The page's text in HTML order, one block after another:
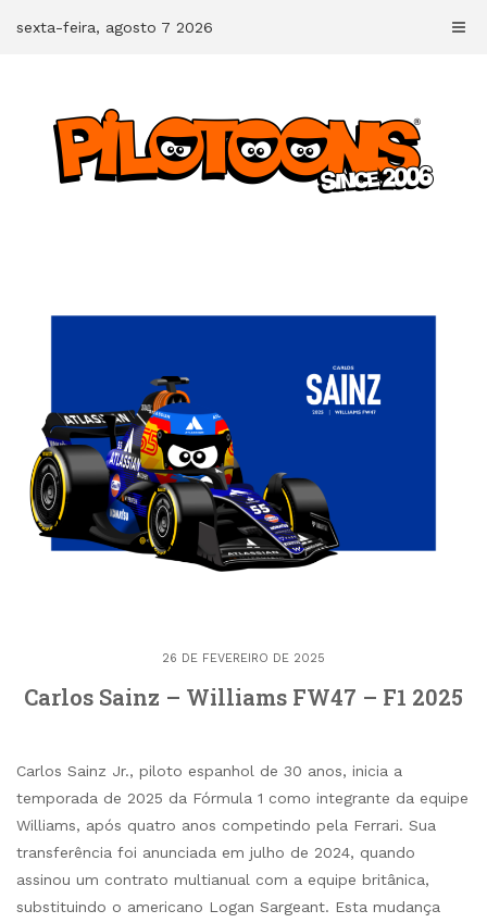
sexta-feira, agosto 7 2026
26 DE FEVEREIRO DE 2025
Carlos Sainz – Williams FW47 – F1 2025
Carlos Sainz Jr., piloto espanhol de 30 anos, inicia a
temporada de 2025 da Fórmula 1 como integrante da equipe
Williams, após quatro anos competindo pela Ferrari. Sua
transferência foi anunciada em julho de 2024, quando
assinou um contrato multianual com a equipe britânica,
substituindo o americano Logan Sargeant. Esta mudança